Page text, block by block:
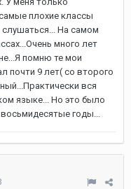
плохие классы
слушаться... На самом
много лет
помню те мои
почти 9 лет( со второго
вся
языке... Но это было
годы...